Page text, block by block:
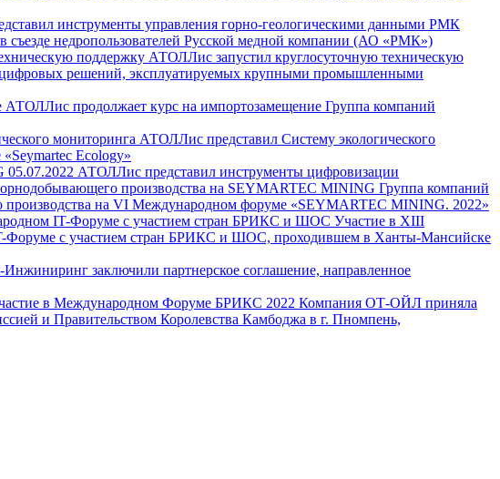
инструменты управления горно-геологическими данными РМК
съезде недропользователей Русской медной компании (АО «РМК»)
поддержку АТОЛЛис запустил круглосуточную техническую
решений, эксплуатируемых крупными промышленными
АТОЛЛис продолжает курс на импортозамещение Группа компаний
мониторинга АТОЛЛис представил Систему экологического
Ecology»
05.07.2022 АТОЛЛис представил инструменты цифровизации
производства на SEYMARTEC MINING Группа компаний
на VI Международном форуме «SEYMARTEC MINING. 2022»
IT-Форуме с участием стран БРИКС и ШОС Участие в XIII
с участием стран БРИКС и ШОС, проходившем в Ханты-Мансийске
заключили партнерское соглашение, направленное
в Международном Форуме БРИКС 2022 Компания ОТ-ОЙЛ приняла
и Правительством Королевства Камбоджа в г. Пномпень,